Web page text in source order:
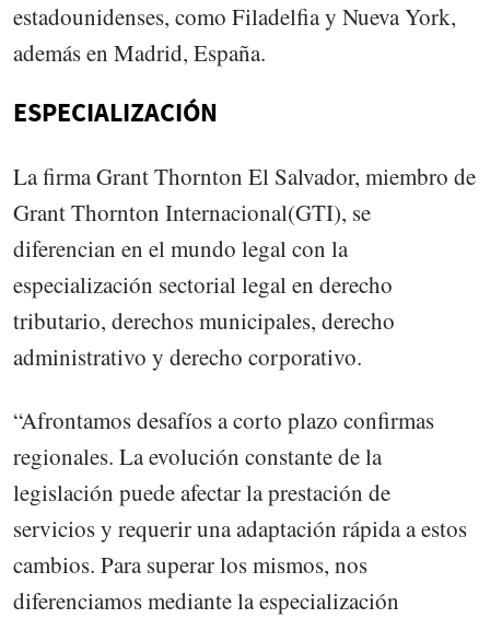
estadounidenses, como Filadelfia y Nueva York,
además en Madrid, España.
ESPECIALIZACIÓN
La firma Grant Thornton El Salvador, miembro de
Grant Thornton Internacional(GTI), se
diferencian en el mundo legal con la
especialización sectorial legal en derecho
tributario, derechos municipales, derecho
administrativo y derecho corporativo.
“Afrontamos desafíos a corto plazo confirmas
regionales. La evolución constante de la
legislación puede afectar la prestación de
servicios y requerir una adaptación rápida a estos
cambios. Para superar los mismos, nos
diferenciamos mediante la especialización